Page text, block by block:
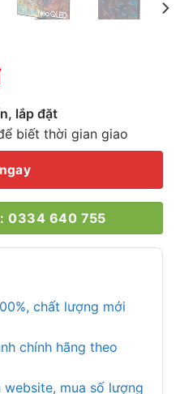
lắp đặt
biết thời gian giao
0334 640 755
chất lượng mới
chính hãng theo
mua số lượng